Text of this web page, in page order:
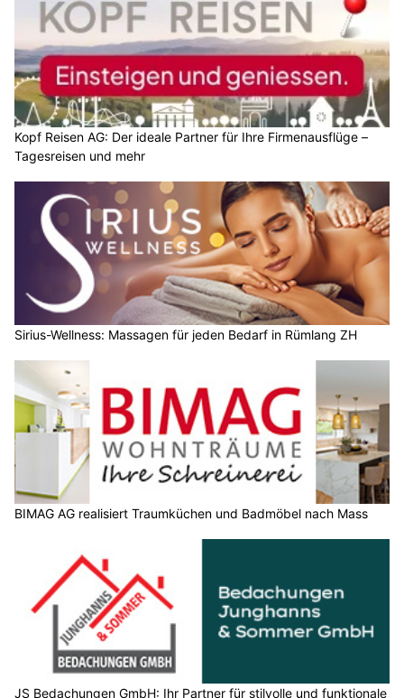
Kopf Reisen AG: Der ideale Partner für Ihre Firmenausflüge –
Tagesreisen und mehr
Sirius-Wellness: Massagen für jeden Bedarf in Rümlang ZH
BIMAG AG realisiert Traumküchen und Badmöbel nach Mass
JS Bedachungen GmbH: Ihr Partner für stilvolle und funktionale